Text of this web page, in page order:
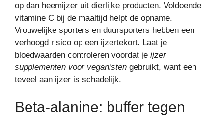
op dan heemijzer uit dierlijke producten. Voldoende
vitamine C bij de maaltijd helpt de opname.
Vrouwelijke sporters en duursporters hebben een
verhoogd risico op een ijzertekort. Laat je
bloedwaarden controleren voordat je ijzer
supplementen voor veganisten gebruikt, want een
teveel aan ijzer is schadelijk.
Beta-alanine: buffer tegen